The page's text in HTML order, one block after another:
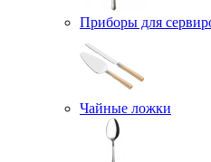
Приборы для
Чайные ложки